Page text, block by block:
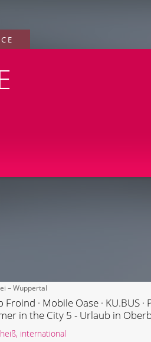
– Wuppertal
in the City 5 - Urlaub in
international